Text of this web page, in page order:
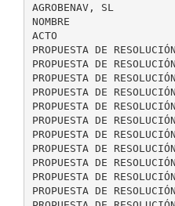
AGROBENAV, SL
NOMBRE
ACTO
PROPUESTA DE RESOLUCIÓN
PROPUESTA DE RESOLUCIÓN
PROPUESTA DE RESOLUCIÓN
PROPUESTA DE RESOLUCIÓN
PROPUESTA DE RESOLUCIÓN
PROPUESTA DE RESOLUCIÓN
PROPUESTA DE RESOLUCIÓN
PROPUESTA DE RESOLUCIÓN
PROPUESTA DE RESOLUCIÓN
PROPUESTA DE RESOLUCIÓN
PROPUESTA DE RESOLUCIÓN